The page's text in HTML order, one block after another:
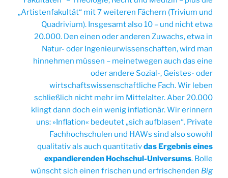
„Artistenfakultät“ mit 7 weiteren Fächern (Trivium und
Quadrivium). Insgesamt also 10 – und nicht etwa
20.000. Den einen oder anderen Zuwachs, etwa in
Natur- oder Ingenieurwissenschaften, wird man
hinnehmen müssen – meinetwegen auch das eine
oder andere Sozial-, Geistes- oder
wirtschaftswissenschaftliche Fach. Wir leben
schließlich nicht mehr im Mittelalter. Aber 20.000
klingt dann doch ein wenig inflationär. Wir erinnern
uns: »Inflation« bedeutet „sich aufblasen“. Private
Fachhochschulen und HAWs sind also sowohl
qualitativ als auch quantitativdas Ergebnis eines
expandierenden Hochschul-Universums. Bolle
wünscht sich einen frischen und erfrischenden Big